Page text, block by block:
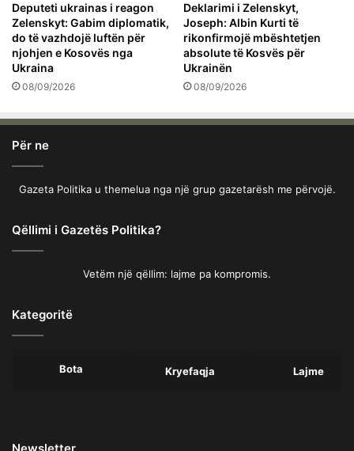
Deputeti ukrainas i reagon
Zelenskyt: Gabim diplomatik,
do të vazhdojë luftën për
njohjen e Kosovës nga
Ukraina
08/09/2026
Deklarimi i Zelenskyt,
Joseph: Albin Kurti të
rikonfirmojë mbështetjen
absolute të Kosvës për
Ukrainën
08/09/2026
Për ne
Gazeta Politika u themelua nga një grup gazetarësh me përvojë.
Qëllimi i Gazetës Politika?
Vetëm një qëllim: lajme pa kompromis.
Kategoritë
Bota Kryefaqja Lajme